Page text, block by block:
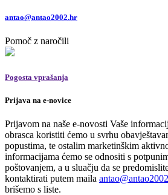
antao@antao2002.hr
Pomoč z naročili
Pogosta vprašanja
Prijava na e-novice
Prijavom na naše e-novosti Vaše
obrasca koristiti ćemo u svrhu
popustima, te ostalim marketinškim
informacijama ćemo se odnositi s
poštovanjem, a u sluačju da se
kontaktirati putem maila
brišemo s liste.